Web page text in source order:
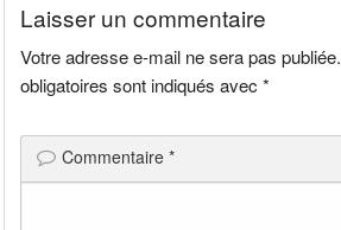
Laisser un commentaire
Votre adresse e-mail ne sera pas publiée.
obligatoires sont indiqués avec*
Commentaire*